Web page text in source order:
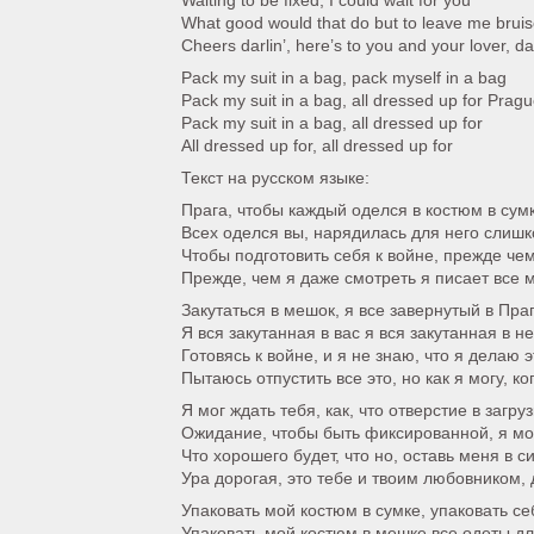
What good would that do but to leave me
Cheers darlin’, here’s to you and your lover,
Pack my suit in a bag, pack myself in a bag
Pack my suit in a bag, all dressed up for
Pack my suit in a bag, all dressed up for
All dressed up for, all dressed up for
Текст на русском языке:
Прага, чтобы каждый оделся в костюм в
Всех оделся вы, нарядилась для него
Чтобы подготовить себя к войне, прежде
Прежде, чем я даже смотреть я писает все
Закутаться в мешок, я все завернутый в
Я вся закутанная в вас я вся закутанная в
Готовясь к войне, и я не знаю, что я делаю
Пытаюсь отпустить все это, но как я могу,
Я мог ждать тебя, как, что отверстие в
Ожидание, чтобы быть фиксированной, я
Что хорошего будет, что но, оставь меня в
Ура дорогая, это тебе и твоим любовником,
Упаковать мой костюм в сумке, упаковать